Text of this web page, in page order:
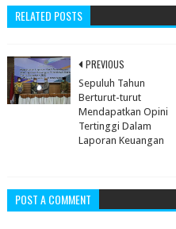
RELATED POSTS
PREVIOUS
Sepuluh Tahun
Berturut-turut
Mendapatkan Opini
Tertinggi Dalam
Laporan Keuangan
POST A COMMENT